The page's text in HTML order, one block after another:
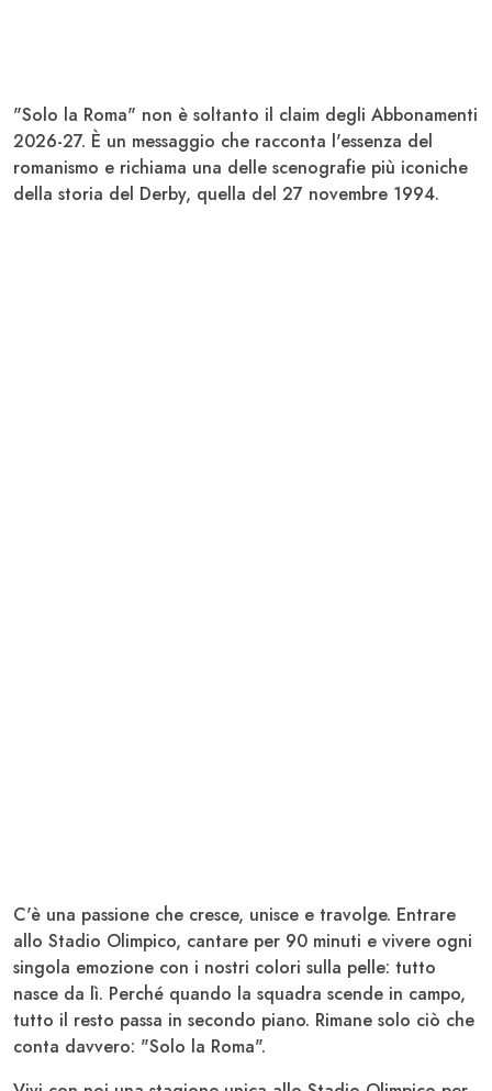
"Solo la Roma" non è soltanto il claim degli Abbonamenti
2026-27. È un messaggio che racconta l'essenza del
romanismo e richiama una delle scenografie più iconiche
della storia del Derby, quella del 27 novembre 1994.
C'è una passione che cresce, unisce e travolge. Entrare
allo Stadio Olimpico, cantare per 90 minuti e vivere ogni
singola emozione con i nostri colori sulla pelle: tutto
nasce da lì. Perché quando la squadra scende in campo,
tutto il resto passa in secondo piano. Rimane solo ciò che
conta davvero: "Solo la Roma".